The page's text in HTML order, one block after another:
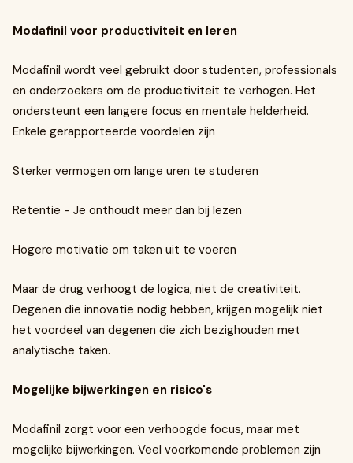
Modafinil voor productiviteit en leren
Modafinil wordt veel gebruikt door studenten, professionals
en onderzoekers om de productiviteit te verhogen. Het
ondersteunt een langere focus en mentale helderheid.
Enkele gerapporteerde voordelen zijn
Sterker vermogen om lange uren te studeren
Retentie - Je onthoudt meer dan bij lezen
Hogere motivatie om taken uit te voeren
Maar de drug verhoogt de logica, niet de creativiteit.
Degenen die innovatie nodig hebben, krijgen mogelijk niet
het voordeel van degenen die zich bezighouden met
analytische taken.
Mogelijke bijwerkingen en risico's
Modafinil zorgt voor een verhoogde focus, maar met
mogelijke bijwerkingen. Veel voorkomende problemen zijn